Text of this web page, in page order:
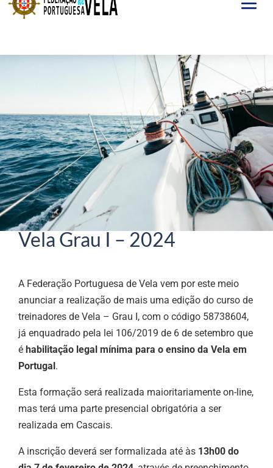
Jan 26, 2024
Curso de Treinadores de
Vela Grau I – 2024
A Federação Portuguesa de Vela vem por este meio
anunciar a realização de mais uma edição do curso de
treinadores de Vela – Grau I, com o código 58738604,
já enquadrado pela lei 106/2019 de 6 de setembro que
éhabilitação legal mínima para o ensino da Vela em
Portugal.
Esta formação será realizada maioritariamente on-line,
mas terá uma parte presencial obrigatória a ser
realizada em Cascais.
A inscrição deverá ser formalizada até às 13h00 do